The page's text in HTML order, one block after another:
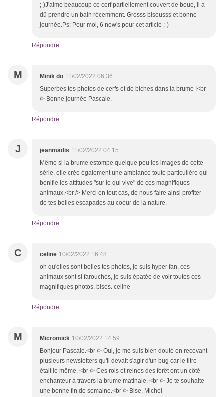
;-)J'aime beaucoup ce cerf partiellement couvert de boue, il a
dû prendre un bain récemment. Grosss bisousss et bonne
journée.Ps: Pour moi, 6 new's pour cet article ;-)
Répondre
M Minik do 11/02/2022 06:36
Superbes tes photos de cerfs et de biches dans la brume !<br
/> Bonne journée Pascale.
Répondre
J jeanmadis 11/02/2022 04:15
Même si la brume estompe quelque peu les images de cette
série, elle crée également une ambiance toute particulière qui
bonifie les attitudes "sur le qui vive" de ces magnifiques
animaux.<br /> Merci en tout cas, de nous faire ainsi profiter
de tes belles escapades au coeur de la nature.
Répondre
C celine 10/02/2022 16:48
oh qu'elles sont belles tes photos, je suis hyper fan, ces
animaux sont si farouches, je suis épatée de voir toutes ces
magnifiques photos. bises. celine
Répondre
M Micromick 10/02/2022 14:59
Bonjour Pascale.<br /> Oui, je me suis bien douté en recevant
plusieurs newsletters qu'il devait s'agir d'un bug car le titre
était le même. <br /> Ces rois et reines des forêt ont un côté
enchanteur à travers la brume matinale. <br /> Je te souhaite
une bonne fin de semaine.<br /> Bise, Michel